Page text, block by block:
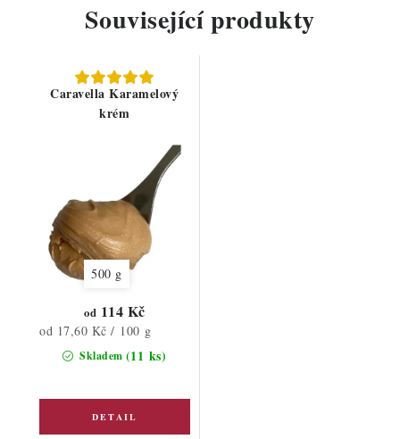
Související produkty
Caravella Karamelový
krém
500 g
Skladem (11 ks)
od 114 Kč
Měrná
cena:
od 17,60 Kč / 100 g